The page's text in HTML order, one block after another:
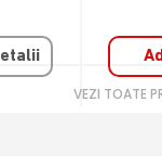
VEZI TOATE